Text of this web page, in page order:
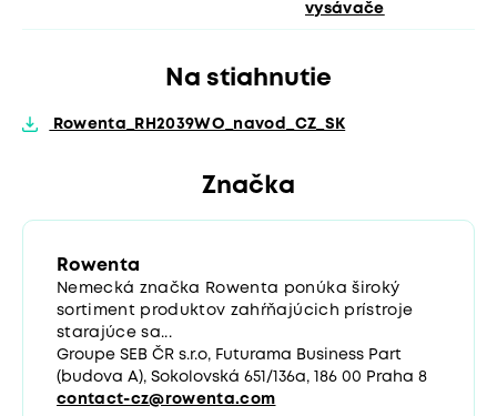
vysávače
Na stiahnutie
Rowenta_RH2039WO_navod_CZ_SK
Značka
Rowenta
Nemecká značka Rowenta ponúka široký
sortiment produktov zahŕňajúcich prístroje
starajúce sa...
Groupe SEB ČR s.r.o, Futurama Business Part
(budova A), Sokolovská 651/136a, 186 00 Praha 8
contact-cz@rowenta.com